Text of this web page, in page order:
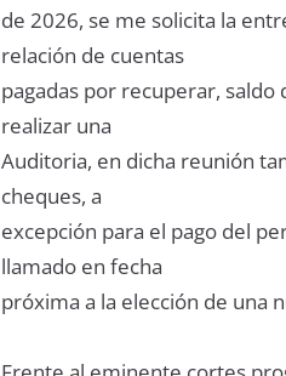
de 2026, se me solicita la
relación de cuentas
pagadas por recuperar,
realizar una
Auditoria, en dicha reunión
cheques, a
excepción para el pago del
llamado en fecha
próxima a la elección de una